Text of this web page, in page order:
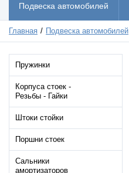
Подвеска автомобилей
Главная Подвеска автомобилей
Пружинки
Корпуса стоек -
Резьбы - Гайки
Штоки стойки
Поршни стоек
Сальники
амортизаторов
ВАЗ 2121 - Нива
4х4 3дв.
(22)
ВАЗ 21213 Нива (3)
ВАЗ 21214 (4x4) (3)
4х4 5дв
ВАЗ 2123 - Нива
II
(20)
ВАЗ 21236 -
Chevrolet Niva
ВАЗ 2108 - Лада/
Спутник/
Самара1
ВАЗ 2109 - Лада/
Спутник/
Самара1
(71)